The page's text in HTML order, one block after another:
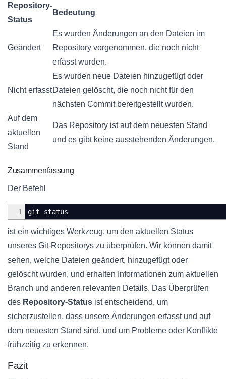
Repository-
Status
Bedeutung
Geändert
Es wurden Änderungen an den Dateien im
Repository vorgenommen, die noch nicht
erfasst wurden.
Nicht erfasst
Es wurden neue Dateien hinzugefügt oder
Dateien gelöscht, die noch nicht für den
nächsten Commit bereitgestellt wurden.
Auf dem
aktuellen
Stand
Das Repository ist auf dem neuesten Stand
und es gibt keine ausstehenden Änderungen.
Zusammenfassung
Der Befehl
1 git status
ist ein wichtiges Werkzeug, um den aktuellen Status
unseres Git-Repositorys zu überprüfen. Wir können damit
sehen, welche Dateien geändert, hinzugefügt oder
gelöscht wurden, und erhalten Informationen zum aktuellen
Branch und anderen relevanten Details. Das Überprüfen
des Repository-Status ist entscheidend, um
sicherzustellen, dass unsere Änderungen erfasst und auf
dem neuesten Stand sind, und um Probleme oder Konflikte
frühzeitig zu erkennen.
Fazit